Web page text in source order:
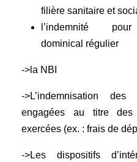
filière sanitaire et
l’indemnité
dominical régulier
->la NBI
->L’indemnisation des
engagées au titre des
exercées (ex. : frais de
->Les dispositifs